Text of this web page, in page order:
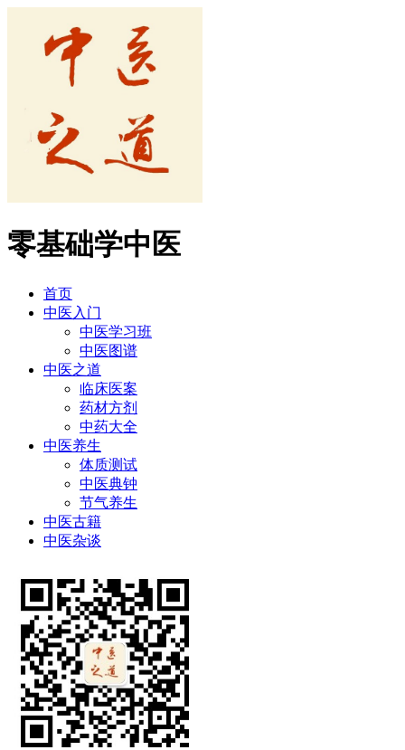
零基础学中医
首页
中医入门
中医学习班
中医图谱
中医之道
临床医案
药材方剂
中药大全
中医养生
体质测试
中医典钟
节气养生
中医古籍
中医杂谈